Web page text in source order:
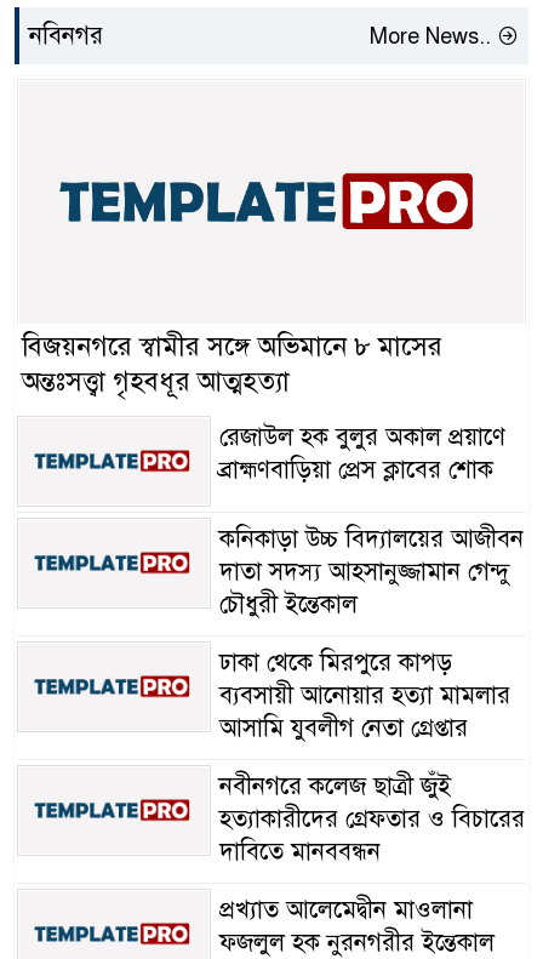
নবিনগর More News..
বিজয়নগরে স্বামীর সঙ্গে অভিমানে ৮ মাসের
অন্তঃসত্ত্বা গৃহবধূর আত্মহত্যা
রেজাউল হক বুলুর অকাল প্রয়াণে
ব্রাহ্মণবাড়িয়া প্রেস ক্লাবের শোক
কনিকাড়া উচ্চ বিদ্যালয়ের আজীবন
দাতা সদস্য আহসানুজ্জামান গেন্দু
চৌধুরী ইন্তেকাল
ঢাকা থেকে মিরপুরে কাপড়
ব্যবসায়ী আনোয়ার হত্যা মামলার
আসামি যুবলীগ নেতা গ্রেপ্তার
নবীনগরে কলেজ ছাত্রী জুঁই
হত্যাকারীদের গ্রেফতার ও বিচারের
দাবিতে মানববন্ধন
প্রখ্যাত আলেমেদ্বীন মাওলানা
ফজলুল হক নুরনগরীর ইন্তেকাল